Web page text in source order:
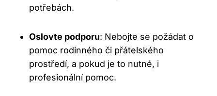
potřebách.
Oslovte podporu: Nebojte se požádat o
pomoc rodinného či přátelského
prostředí, a pokud je to nutné, i
profesionální pomoc.